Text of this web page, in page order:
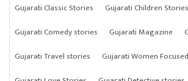
Gujarati Classic Stories
Gujarati Children Stories
Gujarati Comedy stories
Gujarati Magazine
Gujarati Travel stories
Gujarati Women Focused